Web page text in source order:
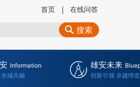
首页 在线问答
搜索
Information
城共融
雄安未来
创新引领 卓越缔造